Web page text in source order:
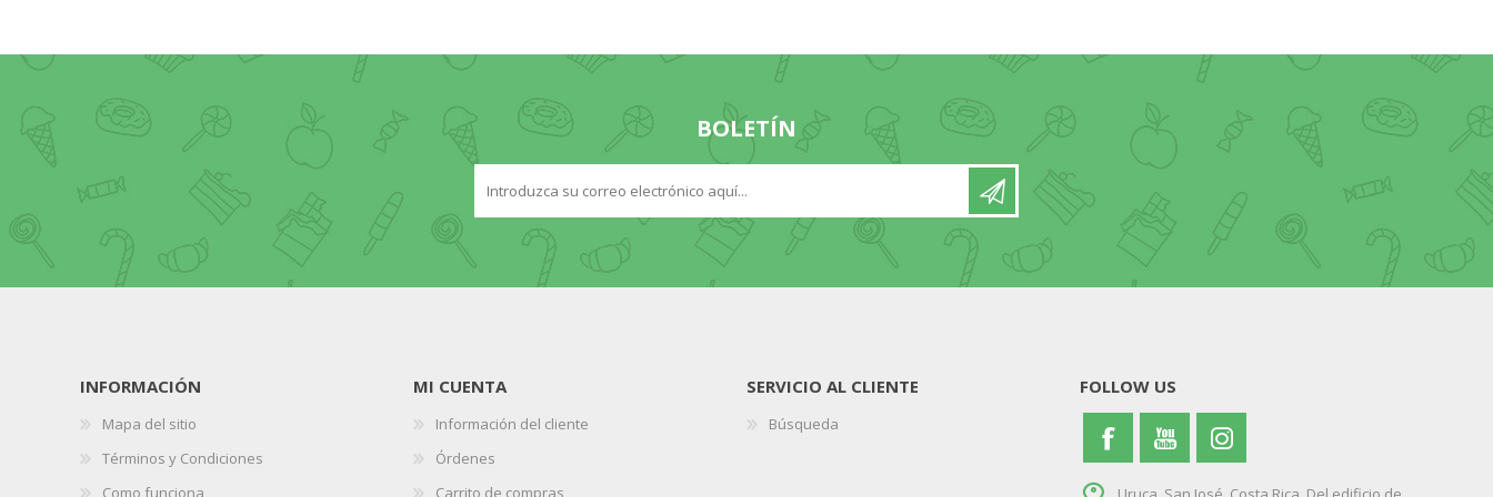
BOLETÍN
INFORMACIÓN
Mapa del sitio
Términos y Condiciones
Como funciona
MI CUENTA
Información del cliente
Órdenes
Carrito de compras
SERVICIO AL CLIENTE
Búsqueda
FOLLOW US